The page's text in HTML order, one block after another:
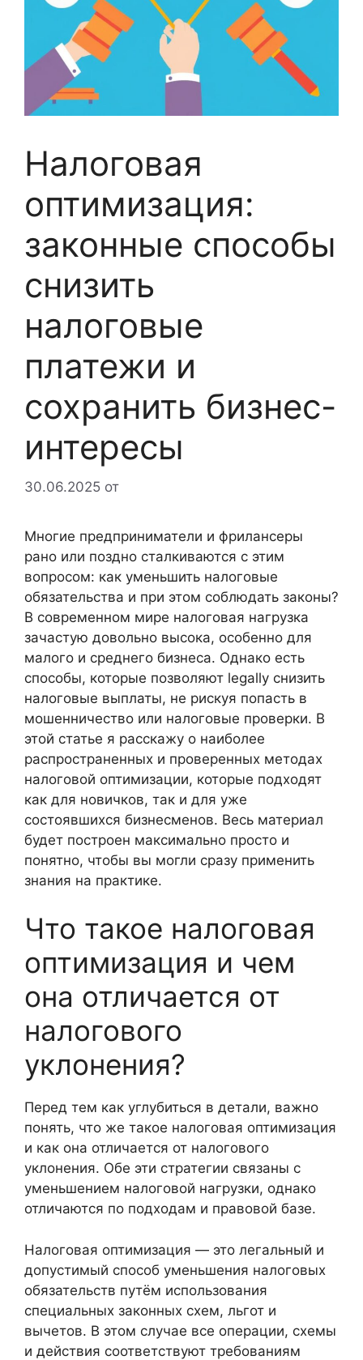
Налоговая
оптимизация:
законные способы
снизить
налоговые
платежи и
сохранить бизнес-
интересы
30.06.2025 от
Многие предприниматели и фрилансеры
рано или поздно сталкиваются с этим
вопросом: как уменьшить налоговые
обязательства и при этом соблюдать законы?
В современном мире налоговая нагрузка
зачастую довольно высока, особенно для
малого и среднего бизнеса. Однако есть
способы, которые позволяют legally снизить
налоговые выплаты, не рискуя попасть в
мошенничество или налоговые проверки. В
этой статье я расскажу о наиболее
распространенных и проверенных методах
налоговой оптимизации, которые подходят
как для новичков, так и для уже
состоявшихся бизнесменов. Весь материал
будет построен максимально просто и
понятно, чтобы вы могли сразу применить
знания на практике.
Что такое налоговая
оптимизация и чем
она отличается от
налогового
уклонения?
Перед тем как углубиться в детали, важно
понять, что же такое налоговая оптимизация
и как она отличается от налогового
уклонения. Обе эти стратегии связаны с
уменьшением налоговой нагрузки, однако
отличаются по подходам и правовой базе.
Налоговая оптимизация — это легальный и
допустимый способ уменьшения налоговых
обязательств путём использования
специальных законных схем, льгот и
вычетов. В этом случае все операции, схемы
и действия соответствуют требованиям